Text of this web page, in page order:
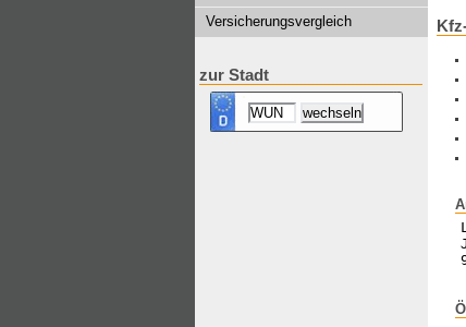
Versicherungsvergleich
zur Stadt